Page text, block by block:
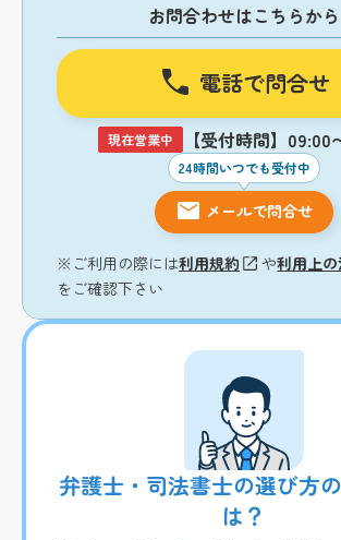
お問合わせはこちらから
電話で問合せ
現在営業中 【受付時間】09:00
24時間いつでも受付中
メールで問合せ
※ご利用の際には利用規約 や利用上
をご確認下さい
弁護士・司法書士の選び方
は？